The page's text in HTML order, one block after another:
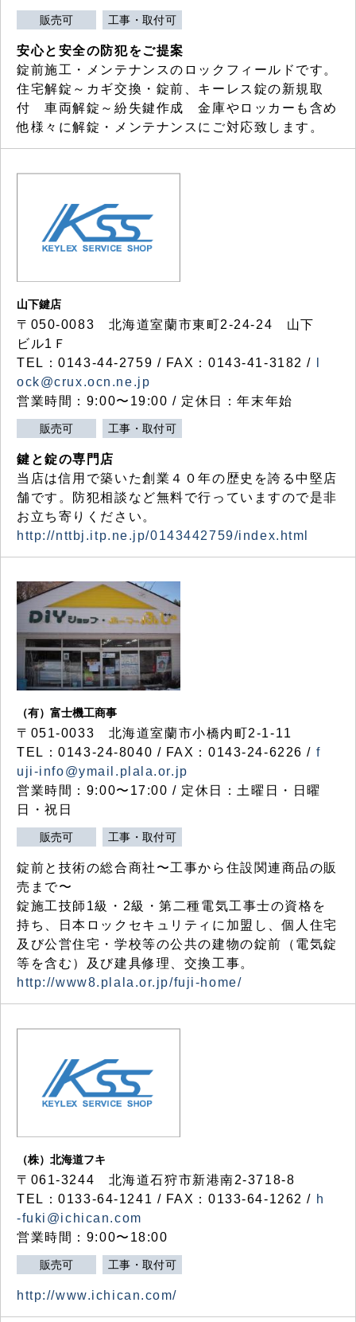
販売可 工事・取付可
安心と安全の防犯をご提案
錠前施工・メンテナンスのロックフィールドです。
住宅解錠～カギ交換・錠前、キーレス錠の新規取
付 車両解錠～紛失鍵作成 金庫やロッカーも含め
他様々に解錠・メンテナンスにご対応致します。
山下鍵店
〒050-0083 北海道室蘭市東町2-24-24 山下
ビル1Ｆ
TEL：0143-44-2759 / FAX：0143-41-3182 /
ock@crux.ocn.ne.jp
営業時間：9:00〜19:00 / 定休日：年末年始
販売可 工事・取付可
鍵と錠の専門店
当店は信用で築いた創業４０年の歴史を誇る中堅店
舗です。防犯相談など無料で行っていますので是非
お立ち寄りください。
http://nttbj.itp.ne.jp/0143442759/index.html
（有）富士機工商事
〒051-0033 北海道室蘭市小橋内町2-1-11
TEL：0143-24-8040 / FAX：0143-24-6226 / f
uji-info@ymail.plala.or.jp
営業時間：9:00〜17:00 / 定休日：土曜日・日曜
日・祝日
販売可 工事・取付可
錠前と技術の総合商社〜工事から住設関連商品の販
売まで〜
錠施工技師1級・2級・第二種電気工事士の資格を
持ち、日本ロックセキュリティに加盟し、個人住宅
及び公営住宅・学校等の公共の建物の錠前（電気錠
等を含む）及び建具修理、交換工事。
http://www8.plala.or.jp/fuji-home/
（株）北海道フキ
〒061-3244 北海道石狩市新港南2-3718-8
TEL：0133-64-1241 / FAX：0133-64-1262 / h
-fuki@ichican.com
営業時間：9:00〜18:00
販売可 工事・取付可
http://www.ichican.com/